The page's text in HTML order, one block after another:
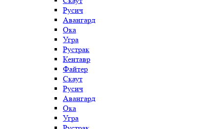
Русич
Авангард
Ока
Угра
Рустрак
Кентавр
Файтер
Скаут
Русич
Авангард
Ока
Угра